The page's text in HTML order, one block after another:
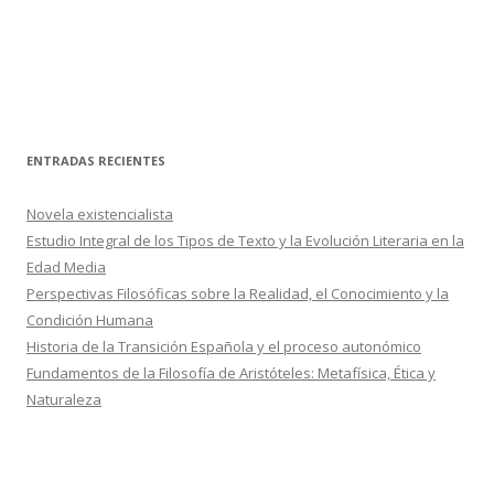
ENTRADAS RECIENTES
Novela existencialista
Estudio Integral de los Tipos de Texto y la Evolución Literaria en la
Edad Media
Perspectivas Filosóficas sobre la Realidad, el Conocimiento y la
Condición Humana
Historia de la Transición Española y el proceso autonómico
Fundamentos de la Filosofía de Aristóteles: Metafísica, Ética y
Naturaleza